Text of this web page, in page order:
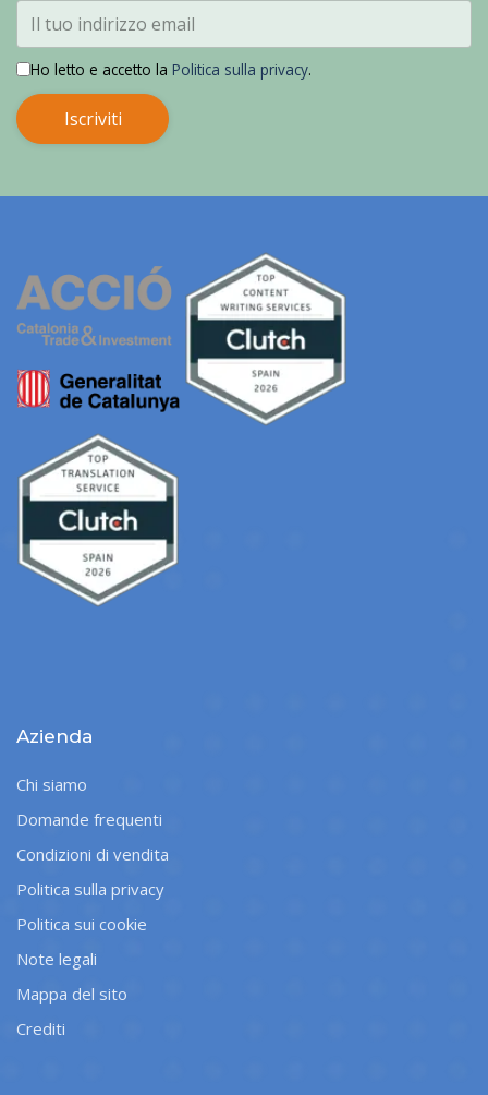
Ho letto e accetto la Politica sulla privacy.
Iscriviti
Azienda
Chi siamo
Domande frequenti
Condizioni di vendita
Politica sulla privacy
Politica sui cookie
Note legali
Mappa del sito
Crediti